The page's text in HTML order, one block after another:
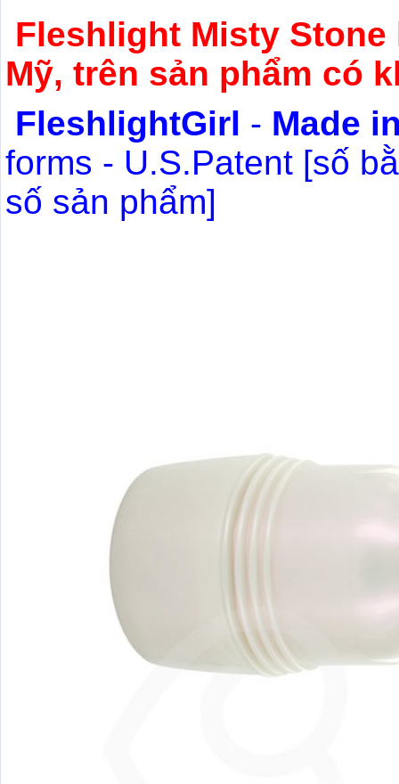
Fleshlight Misty
Mỹ, trên sản phẩm có
FleshlightGirl - Made
forms - U.S.Patent [số
số sản phẩm]